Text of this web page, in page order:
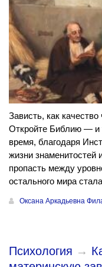
Зависть, как
Откройте Библию — и
время, благодаря
жизни знаменитостей
пропасть между
остального мира
Оксана Аркадьевна
Психология →